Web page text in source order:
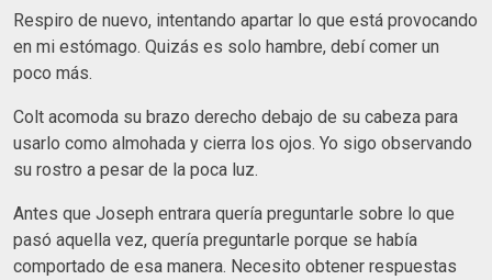
Respiro de nuevo, intentando apartar lo que está provocando
en mi estómago. Quizás es solo hambre, debí comer un
poco más.
Colt acomoda su brazo derecho debajo de su cabeza para
usarlo como almohada y cierra los ojos. Yo sigo observando
su rostro a pesar de la poca luz.
Antes que Joseph entrara quería preguntarle sobre lo que
pasó aquella vez, quería preguntarle porque se había
comportado de esa manera. Necesito obtener respuestas